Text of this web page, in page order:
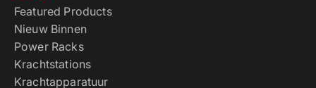
Featured Products
Nieuw Binnen
Power Racks
Krachtstations
Krachtapparatuur